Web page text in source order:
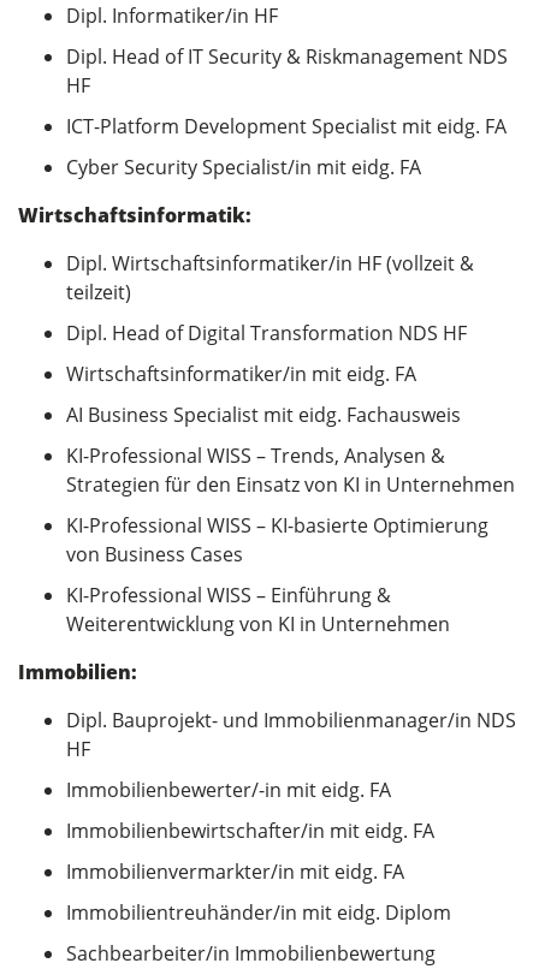
Dipl. Informatiker/in HF
Dipl. Head of IT Security & Riskmanagement NDS
HF
ICT-Platform Development Specialist mit eidg. FA
Cyber Security Specialist/in mit eidg. FA
Wirtschaftsinformatik:
Dipl. Wirtschaftsinformatiker/in HF (vollzeit &
teilzeit)
Dipl. Head of Digital Transformation NDS HF
Wirtschaftsinformatiker/in mit eidg. FA
AI Business Specialist mit eidg. Fachausweis
KI-Professional WISS – Trends, Analysen &
Strategien für den Einsatz von KI in Unternehmen
KI-Professional WISS – KI-basierte Optimierung
von Business Cases
KI-Professional WISS – Einführung &
Weiterentwicklung von KI in Unternehmen
Immobilien:
Dipl. Bauprojekt- und Immobilienmanager/in NDS
HF
Immobilienbewerter/-in mit eidg. FA
Immobilienbewirtschafter/in mit eidg. FA
Immobilienvermarkter/in mit eidg. FA
Immobilientreuhänder/in mit eidg. Diplom
Sachbearbeiter/in Immobilienbewertung